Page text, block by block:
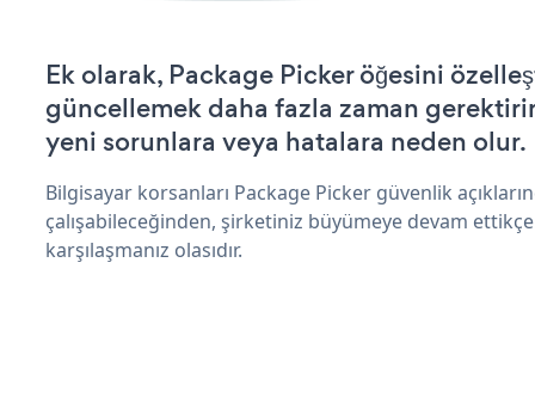
Ek olarak, Package Picker öğesini
güncellemek daha fazla zaman
yeni sorunlara veya hatalara neden olur.
Bilgisayar korsanları Package Picker güvenlik
çalışabileceğinden, şirketiniz büyümeye devam
karşılaşmanız olasıdır.